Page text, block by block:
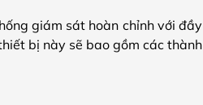
giám sát hoàn chỉnh với đầy
bị này sẽ bao gồm các thành